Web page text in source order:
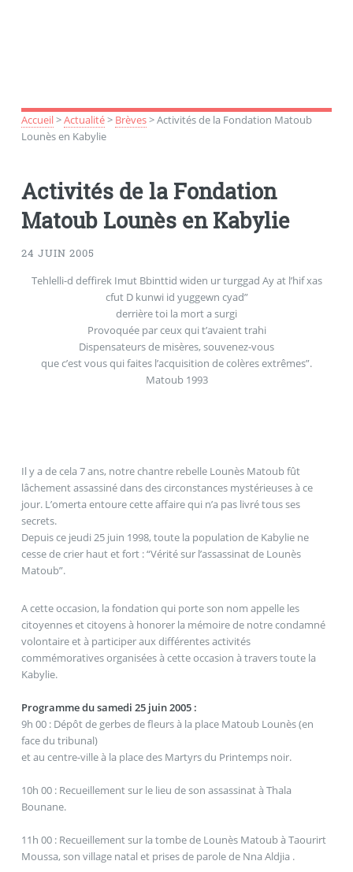
Accueil>Actualité> Brèves>Activités de la Fondation Matoub
Lounès en Kabylie
Activités de la Fondation
Matoub Lounès en Kabylie
24 JUIN 2005
Tehlelli-d deffirek Imut Bbinttid widen ur turggad Ay at l’hif xas
cfut D kunwi id yuggewn cyad”
derrière toi la mort a surgi
Provoquée par ceux qui t’avaient trahi
Dispensateurs de misères, souvenez-vous
que c’est vous qui faites l’acquisition de colères extrêmes”.
Matoub 1993
Il y a de cela 7 ans, notre chantre rebelle Lounès Matoub fût
lâchement assassiné dans des circonstances mystérieuses à ce
jour. L’omerta entoure cette affaire qui n’a pas livré tous ses
secrets.
Depuis ce jeudi 25 juin 1998, toute la population de Kabylie ne
cesse de crier haut et fort : “Vérité sur l’assassinat de Lounès
Matoub”.
A cette occasion, la fondation qui porte son nom appelle les
citoyennes et citoyens à honorer la mémoire de notre condamné
volontaire et à participer aux différentes activités
commémoratives organisées à cette occasion à travers toute la
Kabylie.
Programme du samedi 25 juin 2005 :
9h 00 : Dépôt de gerbes de fleurs à la place Matoub Lounès (en
face du tribunal)
et au centre-ville à la place des Martyrs du Printemps noir.
10h 00 : Recueillement sur le lieu de son assassinat à Thala
Bounane.
11h 00 : Recueillement sur la tombe de Lounès Matoub à Taourirt
Moussa, son village natal et prises de parole de Nna Aldjia .